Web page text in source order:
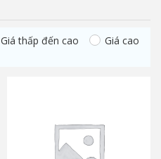
Giá thấp đến cao
Giá cao